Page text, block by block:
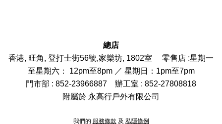
總店
香港, 旺角, 登打士街56號,家樂坊, 1802室 零售店 :星期一
至星期六： 12pm至8pm ／ 星期日：1pm至7pm
門市部 : 852-23966887 辦工室 : 852-27808818
附屬於 永高行戶外有限公司
我們的 服務條款 及 私隱條例